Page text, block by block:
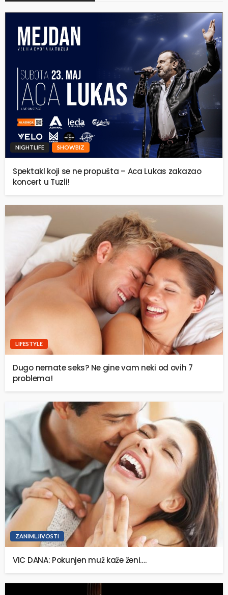
NIGHTLIFE SHOWBIZ
Spektakl koji se ne propušta – Aca Lukas zakazao
koncert u Tuzli!
LIFESTYLE
Dugo nemate seks? Ne gine vam neki od ovih 7
problema!
ZANIMLJIVOSTI
VIC DANA: Pokunjen muž kaže ženi….